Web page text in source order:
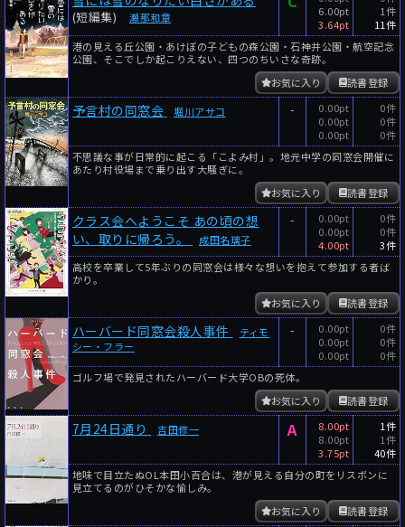
(短編集) 瀬那和章
6.00pt
3.64pt
1件
11件
港の見える丘公園・あけぼの子どもの森公園・石神井公園・航空記念
公園、そこでしか起こりえない、四つのちいさな奇跡。
読書登録
お気に入り
予言村の同窓会 堀川アサコ -
0.00pt
0.00pt
0.00pt
0件
0件
0件
不思議な事が日常的に起こる「こよみ村」。地元中学の同窓会開催に
あたり村役場まで乗り出す大騒ぎに。
読書登録
お気に入り
クラス会へようこそ あの頃の想
い、取りに帰ろう。
成田名璃子
-
0.00pt
0.00pt
4.00pt
0件
0件
3件
高校を卒業して5年ぶりの同窓会は様々な想いを抱えて参加する者ば
かり。
読書登録
お気に入り
ハーバード同窓会殺人事件
ティモ
シー・フラー
-
0.00pt
0.00pt
0.00pt
0件
0件
0件
ゴルフ場で発見されたハーバード大学OBの死体。
読書登録
お気に入り
7月24日通り 吉田修一 A
8.00pt
8.00pt
3.75pt
1件
1件
40件
地味で目立たぬOL本田小百合は、港が見える自分の町をリスボンに
見立てるのがひそかな愉しみ。
読書登録
お気に入り